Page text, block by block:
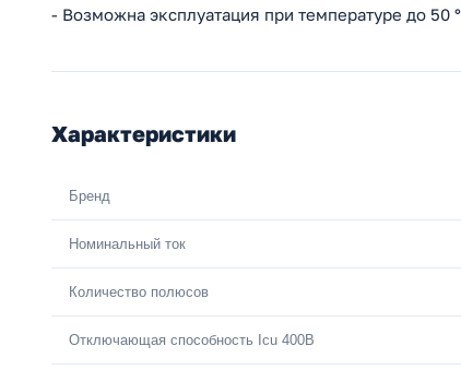
- Возможна эксплуатация при температуре до 50
Характеристики
Бренд
Номинальный ток
Количество полюсов
Отключающая способность Icu 400В